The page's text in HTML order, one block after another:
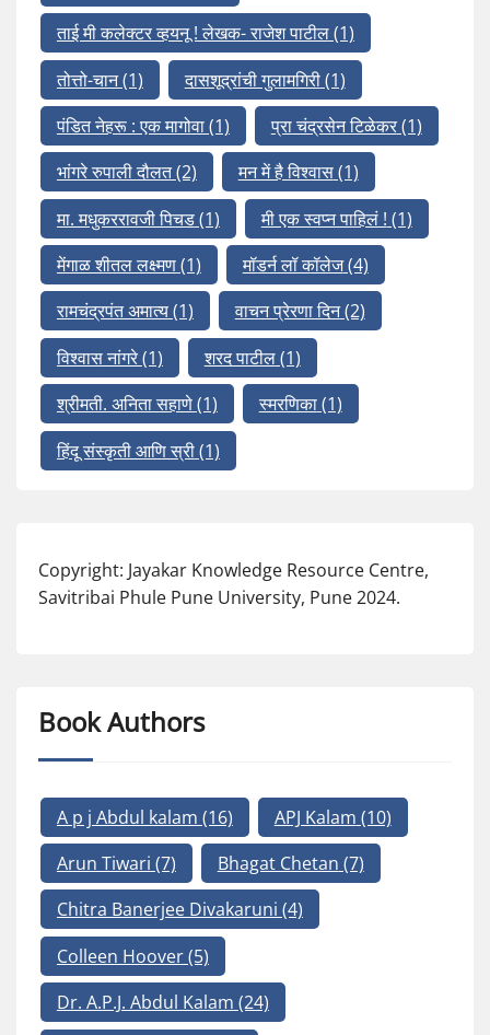
ताई मी कलेक्टर व्हयनू ! लेखक- राजेश पाटील(1)
तोत्तो-चान(1) दासशूद्रांची गुलामगिरी(1)
पंडित नेहरू : एक मागोवा(1) प्रा चंद्रसेन टिळेकर(1)
भांगरे रुपाली दौलत(2) मन में है विश्वास(1)
मा. मधुकररावजी पिचड(1) मी एक स्वप्न पाहिलं ! (1)
मेंगाळ शीतल लक्ष्मण(1) मॉडर्न लॉ कॉलेज(4)
रामचंद्रपंत अमात्य(1) वाचन प्रेरणा दिन(2)
विश्वास नांगरे(1) शरद पाटील(1)
श्रीमती. अनिता सहाणे(1) स्मरणिका(1)
हिंदू संस्कृती आणि स्री(1)
Copyright: Jayakar Knowledge Resource Centre,
Savitribai Phule Pune University, Pune 2024.
Book Authors
A p j Abdul kalam (16) APJ Kalam (10)
Arun Tiwari (7) Bhagat Chetan (7)
Chitra Banerjee Divakaruni (4)
Colleen Hoover(5)
Dr. A.P.J. Abdul Kalam (24)